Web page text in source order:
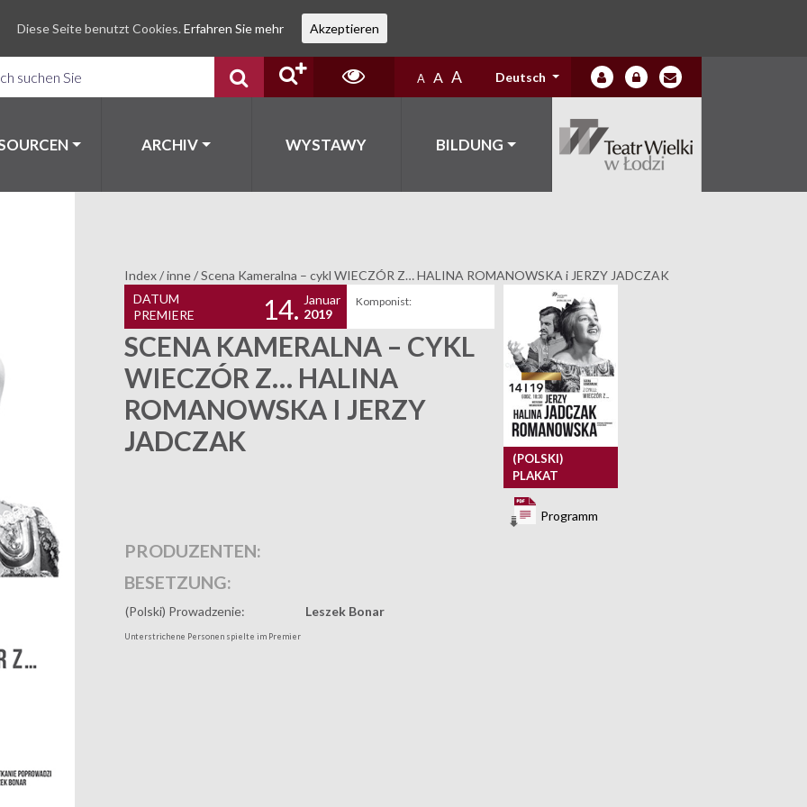
A A A Deutsch
ARCHIV WYSTAWY BILDUNG
Index/inne/Scena Kameralna – cykl WIECZÓR Z… HALINA ROMANOWSKA i JERZY JADCZAK
DATUM
PREMIERE
14. Januar
2019
Komponist:
SCENA KAMERALNA – CYKL
WIECZÓR Z… HALINA
ROMANOWSKA I JERZY
JADCZAK
(POLSKI)
PLAKAT
Programm
PRODUZENTEN:
BESETZUNG:
(Polski) Prowadzenie: Leszek Bonar
Unterstrichene Personen spielte im Premier
Diese Seite benutzt Cookies. Erfahren Sie mehr Akzeptieren